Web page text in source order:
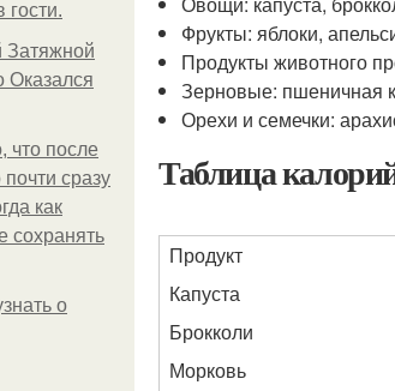
гости.
Оказался
что после
сразу
как
сохранять
о
Фрукты: яблоки,
Продукты животного
Зерновые: пшеничная
Орехи и семечки:
Таблица
Продукт
Капуста
Брокколи
Морковь